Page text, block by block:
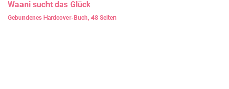
Waani sucht das Glück
Gebundenes Hardcover-Buch, 48 Seiten